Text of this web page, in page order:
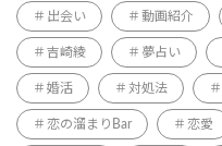
出会い 動画紹介
吉崎綾 夢占い
婚活 対処法
恋の溜まりBar 恋愛